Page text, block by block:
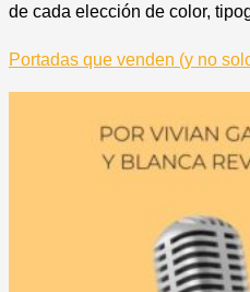
de cada elección de color,
Portadas que venden (y no